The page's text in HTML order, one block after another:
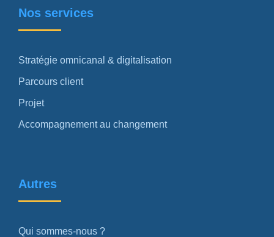
Nos services
Stratégie omnicanal & digitalisation
Parcours client
Projet
Accompagnement au changement
Autres
Qui sommes-nous ?